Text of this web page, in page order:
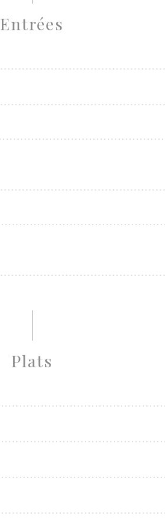
Entrées
Plats